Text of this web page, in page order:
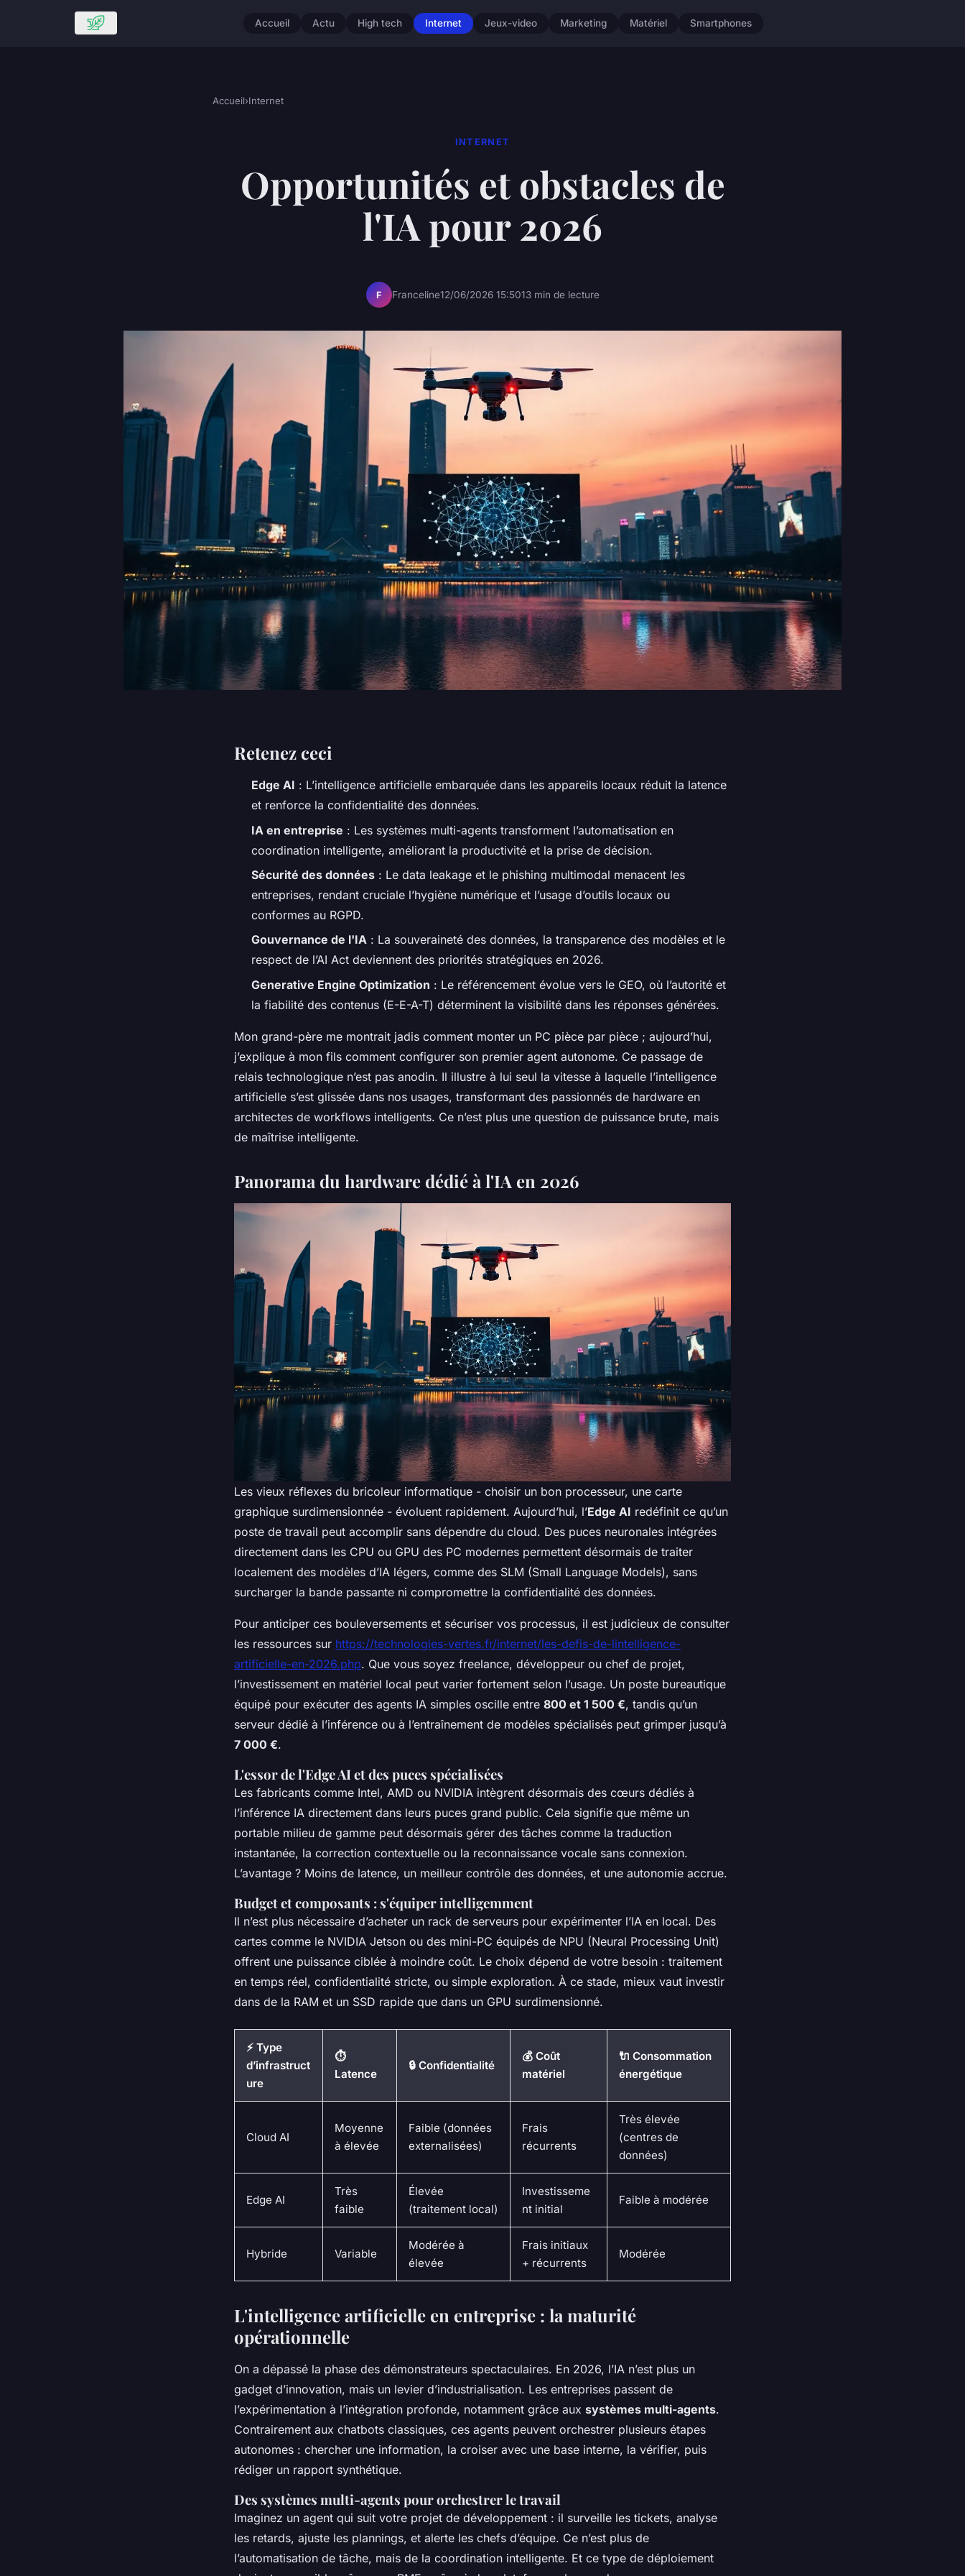
Accueil Actu High tech Internet Jeux-video Marketing Matériel Smartphones
Accueil›Internet
INTERNET
Opportunités et obstacles de
l'IA pour 2026
F Franceline12/06/2026 15:5013 min de lecture
Retenez ceci
Edge AI : L’intelligence artificielle embarquée dans les appareils locaux réduit la latence
et renforce la confidentialité des données.
IA en entreprise : Les systèmes multi-agents transforment l’automatisation en
coordination intelligente, améliorant la productivité et la prise de décision.
Sécurité des données : Le data leakage et le phishing multimodal menacent les
entreprises, rendant cruciale l’hygiène numérique et l’usage d’outils locaux ou
conformes au RGPD.
Gouvernance de l'IA : La souveraineté des données, la transparence des modèles et le
respect de l’AI Act deviennent des priorités stratégiques en 2026.
Generative Engine Optimization : Le référencement évolue vers le GEO, où l’autorité et
la fiabilité des contenus (E-E-A-T) déterminent la visibilité dans les réponses générées.
Mon grand-père me montrait jadis comment monter un PC pièce par pièce ; aujourd’hui,
j’explique à mon fils comment configurer son premier agent autonome. Ce passage de
relais technologique n’est pas anodin. Il illustre à lui seul la vitesse à laquelle l’intelligence
artificielle s’est glissée dans nos usages, transformant des passionnés de hardware en
architectes de workflows intelligents. Ce n’est plus une question de puissance brute, mais
de maîtrise intelligente.
Panorama du hardware dédié à l'IA en 2026
Les vieux réflexes du bricoleur informatique - choisir un bon processeur, une carte
graphique surdimensionnée - évoluent rapidement. Aujourd’hui, l’Edge AI redéfinit ce qu’un
poste de travail peut accomplir sans dépendre du cloud. Des puces neuronales intégrées
directement dans les CPU ou GPU des PC modernes permettent désormais de traiter
localement des modèles d’IA légers, comme des SLM (Small Language Models), sans
surcharger la bande passante ni compromettre la confidentialité des données.
Pour anticiper ces bouleversements et sécuriser vos processus, il est judicieux de consulter
les ressources sur https://technologies-vertes.fr/internet/les-defis-de-lintelligence-
artificielle-en-2026.php. Que vous soyez freelance, développeur ou chef de projet,
l’investissement en matériel local peut varier fortement selon l’usage. Un poste bureautique
équipé pour exécuter des agents IA simples oscille entre 800 et 1 500 €, tandis qu’un
serveur dédié à l’inférence ou à l’entraînement de modèles spécialisés peut grimper jusqu’à
7 000 €.
L'essor de l'Edge AI et des puces spécialisées
Les fabricants comme Intel, AMD ou NVIDIA intègrent désormais des cœurs dédiés à
l’inférence IA directement dans leurs puces grand public. Cela signifie que même un
portable milieu de gamme peut désormais gérer des tâches comme la traduction
instantanée, la correction contextuelle ou la reconnaissance vocale sans connexion.
L’avantage ? Moins de latence, un meilleur contrôle des données, et une autonomie accrue.
Budget et composants : s'équiper intelligemment
Il n’est plus nécessaire d’acheter un rack de serveurs pour expérimenter l’IA en local. Des
cartes comme le NVIDIA Jetson ou des mini-PC équipés de NPU (Neural Processing Unit)
offrent une puissance ciblée à moindre coût. Le choix dépend de votre besoin : traitement
en temps réel, confidentialité stricte, ou simple exploration. À ce stade, mieux vaut investir
dans de la RAM et un SSD rapide que dans un GPU surdimensionné.
⚡ Type
d’infrastruct
ure
⏱️
Latence
🔒 Confidentialité
💰 Coût
matériel
🔌 Consommation
énergétique
Cloud AI
Moyenne
à élevée
Faible (données
externalisées)
Frais
récurrents
Très élevée
(centres de
données)
Edge AI
Très
faible
Élevée
(traitement local)
Investisseme
nt initial
Faible à modérée
Hybride Variable
Modérée à
élevée
Frais initiaux
+ récurrents
Modérée
L'intelligence artificielle en entreprise : la maturité
opérationnelle
On a dépassé la phase des démonstrateurs spectaculaires. En 2026, l’IA n’est plus un
gadget d’innovation, mais un levier d’industrialisation. Les entreprises passent de
l’expérimentation à l’intégration profonde, notamment grâce aux systèmes multi-agents.
Contrairement aux chatbots classiques, ces agents peuvent orchestrer plusieurs étapes
autonomes : chercher une information, la croiser avec une base interne, la vérifier, puis
rédiger un rapport synthétique.
Des systèmes multi-agents pour orchestrer le travail
Imaginez un agent qui suit votre projet de développement : il surveille les tickets, analyse
les retards, ajuste les plannings, et alerte les chefs d’équipe. Ce n’est plus de
l’automatisation de tâche, mais de la coordination intelligente. Et ce type de déploiement